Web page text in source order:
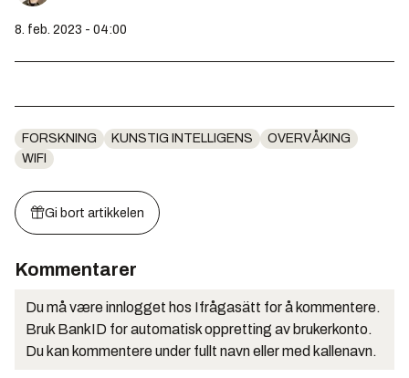
8. feb. 2023 - 04:00
FORSKNING KUNSTIG INTELLIGENS
OVERVÅKING
WIFI
Gi bort artikkelen
Kommentarer
Du må være innlogget hos Ifrågasätt for å kommentere.
Bruk BankID for automatisk oppretting av brukerkonto.
Du kan kommentere under fullt navn eller med kallenavn.